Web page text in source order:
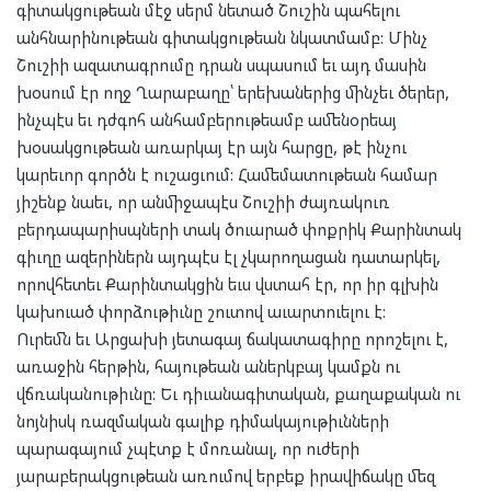
գիտակցութեան մէջ սերմ նետած Շուշին պահելու
անհնարինութեան գիտակցութեան նկատմամբ: Մինչ
Շուշիի ազատագրումը դրան սպասում եւ այդ մասին
խօսում էր ողջ Ղարաբաղը՝ երեխաներից մինչեւ ծերեր,
ինչպէս եւ դժգոհ անհամբերութեամբ ամենօրեայ
խօսակցութեան առարկայ էր այն հարցը, թէ ինչու
կարեւոր գործն է ուշացւում: Համեմատութեան համար
յիշենք նաեւ, որ անմիջապէս Շուշիի ժայռակուռ
բերդապարիսպների տակ ծուարած փոքրիկ Քարինտակ
գիւղը ազերիներն այդպէս էլ չկարողացան դատարկել,
որովհետեւ Քարինտակցին եւս վստահ էր, որ իր գլխին
կախուած փորձութիւնը շուտով աւարտուելու է:
Ուրեմն եւ Արցախի յետագայ ճակատագիրը որոշելու է,
առաջին հերթին, հայութեան աներկբայ կամքն ու
վճռականութիւնը: Եւ դիւանագիտական, քաղաքական ու
նոյնիսկ ռազմական գալիք դիմակայութիւնների
պարագայում չպէտք է մոռանալ, որ ուժերի
յարաբերակցութեան առումով երբեք իրավիճակը մեզ